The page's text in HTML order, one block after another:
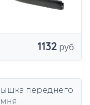
1132
переднего